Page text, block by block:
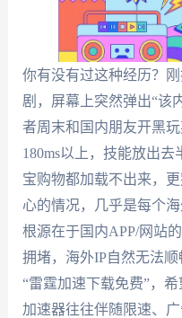
你有没有过这种经历？
剧，屏幕上突然弹出“该
者周末和国内朋友开黑
180ms以上，技能放出
宝购物都加载不出来，
心的情况，几乎是每个
根源在于国内APP/网站
拥堵，海外IP自然无法
“雷霆加速下载免费”，
加速器往往伴随限速、